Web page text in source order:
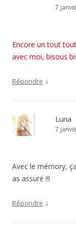
7
Encore un tout
avec moi, bisous
Répondre ↓
Luna
7
Avec le mémory,
as assuré !!!
Répondre ↓